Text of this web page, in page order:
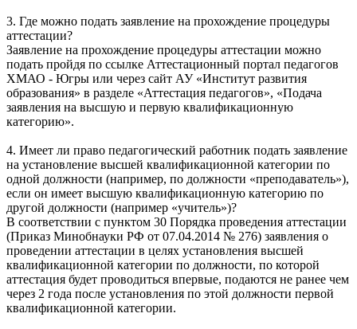
3. Где можно подать заявление на прохождение процедуры
аттестации?
Заявление на прохождение процедуры аттестации можно
подать пройдя по ссылке Аттестационный портал педагогов
ХМАО - Югры или через сайт АУ «Институт развития
образования» в разделе «Аттестация педагогов», «Подача
заявления на высшую и первую квалификационную
категорию».
4. Имеет ли право педагогический работник подать заявление
на установление высшей квалификационной категории по
одной должности (например, по должности «преподаватель»),
если он имеет высшую квалификационную категорию по
другой должности (например «учитель»)?
В соответствии с пунктом 30 Порядка проведения аттестации
(Приказ Минобнауки РФ от 07.04.2014 № 276) заявления о
проведении аттестации в целях установления высшей
квалификационной категории по должности, по которой
аттестация будет проводиться впервые, подаются не ранее чем
через 2 года после установления по этой должности первой
квалификационной категории.